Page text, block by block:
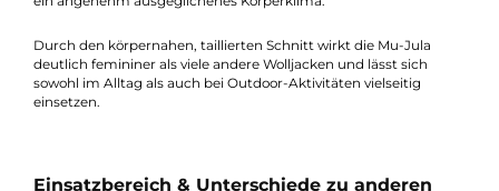
Die Mu-Jula von Mufflon ist eine taillierte Damen Wolljacke mit
Passform vereint.
Gefertigt aus W300 – 100 % gewalkter Schurwolle, eignet sich